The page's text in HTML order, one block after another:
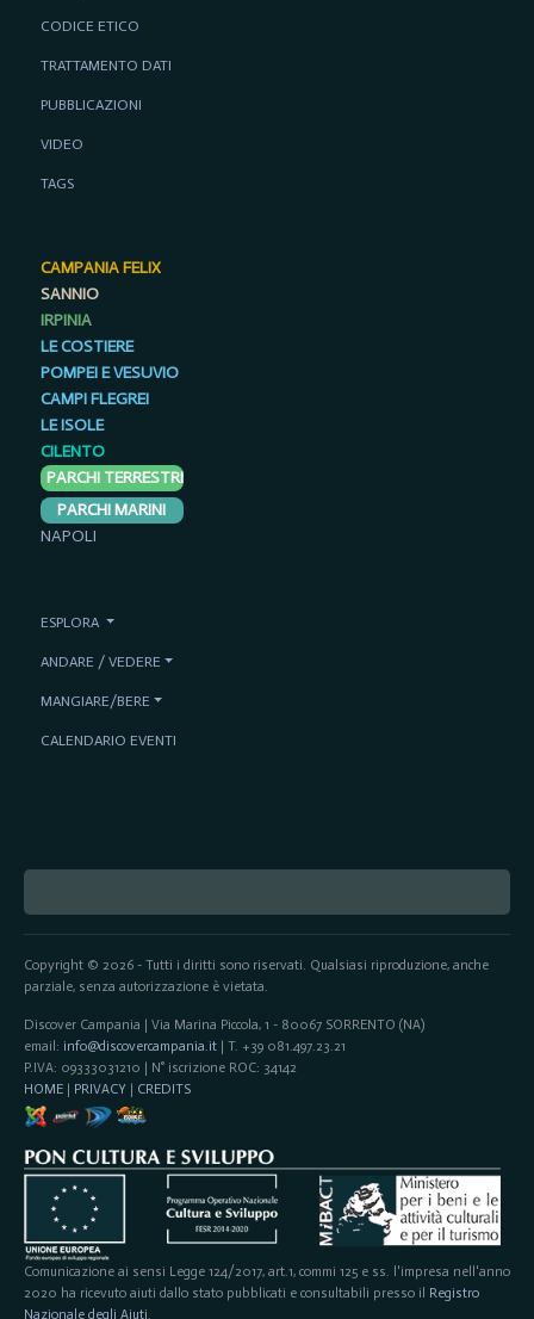
Copyright © 2026 - Tutti i diritti sono riservati. Qualsiasi riproduzione, anche
parziale, senza autorizzazione è vietata.
Discover Campania | Via Marina Piccola, 1 - 80067 SORRENTO (NA)
email: info@discovercampania.it| T. +39 081.497.23.21
P.IVA: 09333031210 | N° iscrizione ROC: 34142
HOME| PRIVACY | CREDITS
Comunicazione ai sensi Legge 124/2017, art.1, commi 125 e ss. l'impresa nell'anno
2020 ha ricevuto aiuti dallo stato pubblicati e consultabili presso il Registro
Nazionale degli Aiuti
CODICE ETICO
TRATTAMENTO DATI
PUBBLICAZIONI
VIDEO
TAGS
CAMPANIA FELIX
SANNIO
IRPINIA
LE COSTIERE
POMPEI E VESUVIO
CAMPI FLEGREI
LE ISOLE
CILENTO
PARCHI TERRESTRI
PARCHI MARINI
NAPOLI
ESPLORA
ANDARE / VEDERE
MANGIARE/BERE
CALENDARIO EVENTI